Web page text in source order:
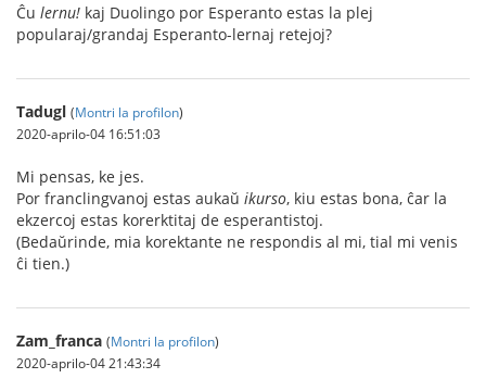
Ĉu lernu! kaj Duolingo por Esperanto estas la plej
popularaj/grandaj Esperanto-lernaj retejoj?
Tadugl (Montri la profilon)
2020-aprilo-04 16:51:03
Mi pensas, ke jes.
Por franclingvanoj estas aukaŭ ikurso, kiu estas bona, ĉar la
ekzercoj estas korerktitaj de esperantistoj.
(Bedaŭrinde, mia korektante ne respondis al mi, tial mi venis
ĉi tien.)
Zam_franca (Montri la profilon)
2020-aprilo-04 21:43:34